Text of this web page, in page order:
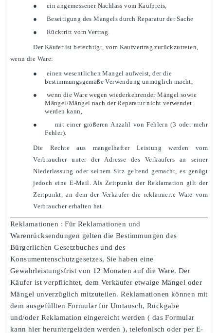
●
ein angemessener Nachlass vom Kaufpreis,
●
Beseitigung des Mangels durch Reparatur der Sache
●
Rücktritt vom Vertrag.
Der Käufer ist berechtigt, vom Kaufvertrag zurückzutreten,
wenn die Ware:
●
einen wesentlichen Mangel aufweist, der die
bestimmungsgemäße Verwendung unmöglich macht,
●
wenn die Ware wegen wiederkehrender Mängel sowie
Mängel/Mängel nach der Reparatur nicht verwendet
werden kann,
●
mit einer größeren Anzahl von Fehlern (3 oder mehr
Fehler).
Die Rechte aus mangelhafter Leistung werden vom
Verbraucher unter der Adresse des Verkäufers an seiner
Niederlassung oder seinem Sitz geltend gemacht, es genügt
jedoch eine E-Mail. Als Zeitpunkt der Reklamation gilt der
Zeitpunkt, an dem der Verkäufer die reklamierte Ware vom
Verbraucher erhalten hat.
Reklamationen : Für Reklamationen und
Warenrücksendungen gelten die Bestimmungen des
Bürgerlichen Gesetzbuches und des
Konsumentenschutzgesetzes, Sie haben eine
Gewährleistungsfrist von 12 Monaten auf die Ware. Der
Käufer ist verpflichtet, dem Verkäufer etwaige Mängel oder
Mängel unverzüglich mitzuteilen. Reklamationen können mit
dem ausgefüllten Formular für Umtausch, Rückgabe
und/oder Reklamation eingereicht werden ( das Formular
kann hier heruntergeladen werden ), telefonisch oder per E-